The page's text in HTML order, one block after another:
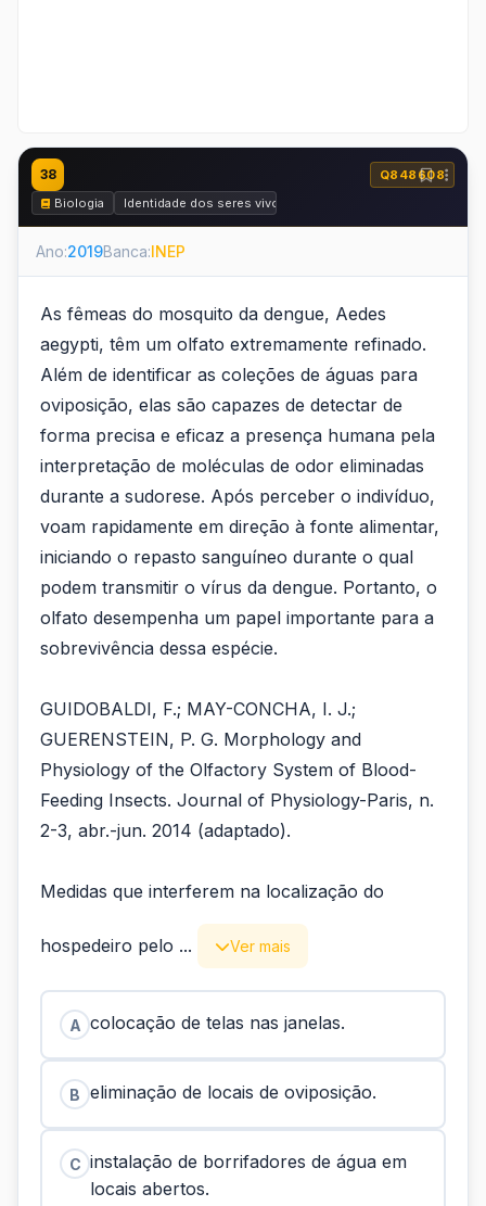
38
Q848608
Biologia
Identidade dos seres vivos
Ano:2019Banca:INEP
As fêmeas do mosquito da dengue, Aedes
aegypti, têm um olfato extremamente refinado.
Além de identificar as coleções de águas para
oviposição, elas são capazes de detectar de
forma precisa e eficaz a presença humana pela
interpretação de moléculas de odor eliminadas
durante a sudorese. Após perceber o indivíduo,
voam rapidamente em direção à fonte alimentar,
iniciando o repasto sanguíneo durante o qual
podem transmitir o vírus da dengue. Portanto, o
olfato desempenha um papel importante para a
sobrevivência dessa espécie.
GUIDOBALDI, F.; MAY-CONCHA, I. J.;
GUERENSTEIN, P. G. Morphology and
Physiology of the Olfactory System of Blood-
Feeding Insects. Journal of Physiology-Paris, n.
2-3, abr.-jun. 2014 (adaptado).
Medidas que interferem na localização do
hospedeiro pelo ... Ver mais
A colocação de telas nas janelas.
B eliminação de locais de oviposição.
C instalação de borrifadores de água em
locais abertos.